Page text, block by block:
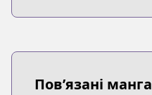
Пов’язані манга